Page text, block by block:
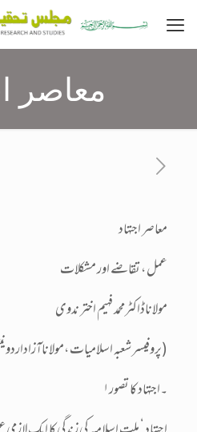
معاصر
معاصر اجتہاد
عمل ، تقاضے اور مشکلات
مولاناڈاکٹرمحمد فہیم اختر ندوی
(پروفیسر شعبہ اسلامیات ،مولاناآزاداردونیشنل یونیورسیٹی،حیدرآباد)
۱۔اجتہاد کا تصور